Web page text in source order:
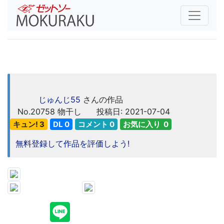
じゅんじ55 さんの作品
No.20758 物干し 投稿日: 2021-07-04
キュン! 3 DL 0 コメント 0 お気に入り 0
無料登録して作品を評価しよう!